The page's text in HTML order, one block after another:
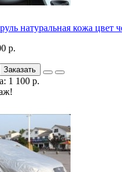
натуральная кожа цвет
р.
Заказать
1 100 р.